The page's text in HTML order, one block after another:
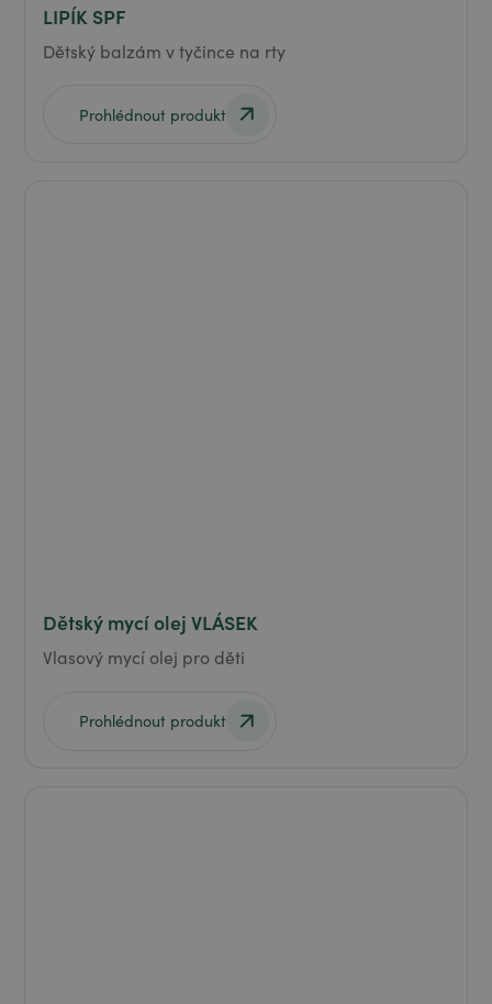
LIPÍK SPF
Dětský balzám v tyčince na rty
Prohlédnout produkt
Dětský mycí olej VLÁSEK
Vlasový mycí olej pro děti
Prohlédnout produkt